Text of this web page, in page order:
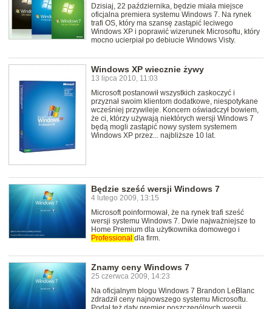
Dzisiaj, 22 października, będzie miała miejsce
oficjalna premiera systemu Windows 7. Na rynek
trafi OS, który ma szansę zastąpić leciwego
Windows XP i poprawić wizerunek Microsoftu, który
mocno ucierpiał po debiucie Windows Visty.
Windows XP wiecznie żywy
13 lipca 2010, 11:03
Microsoft postanowił wszystkich zaskoczyć i
przyznał swoim klientom dodatkowe, niespotykane
wcześniej przywileje. Koncern oświadczył bowiem,
że ci, którzy używają niektórych wersji Windows 7
będą mogli zastąpić nowy system systemem
Windows XP przez... najbliższe 10 lat.
Będzie sześć wersji Windows 7
4 lutego 2009, 13:15
Microsoft poinformował, że na rynek trafi sześć
wersji systemu Windows 7. Dwie najważniejsze to
Home Premium dla użytkownika domowego i
Professional dla firm.
Znamy ceny Windows 7
25 czerwca 2009, 14:23
Na oficjalnym blogu Windows 7 Brandon LeBlanc
zdradził ceny najnowszego systemu Microsoftu.